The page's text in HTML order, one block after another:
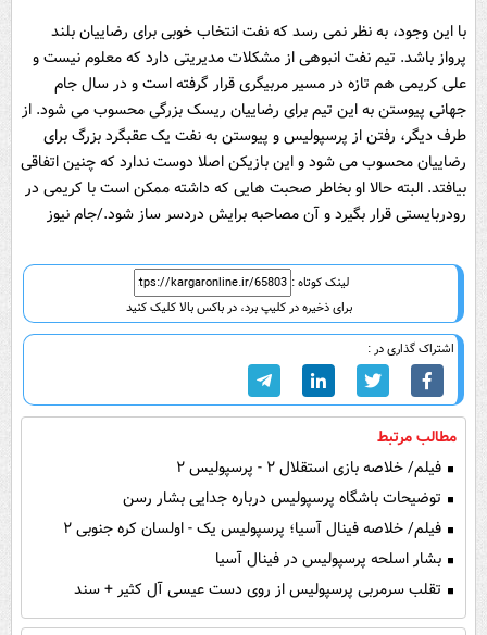
با این وجود، به نظر نمی رسد که نفت انتخاب خوبی برای رضاییان بلند
پرواز باشد. تیم نفت انبوهی از مشکلات مدیریتی دارد که معلوم نیست و
علی کریمی هم تازه در مسیر مربیگری قرار گرفته است و در سال جام
جهانی پیوستن به این تیم برای رضاییان ریسک بزرگی محسوب می شود. از
طرف دیگر، رفتن از پرسپولیس و پیوستن به نفت یک عقبگرد بزرگ برای
رضاییان محسوب می شود و این بازیکن اصلا دوست ندارد که چنین اتفاقی
بیافتد. البته حالا او بخاطر صحبت هایی که داشته ممکن است با کریمی در
رودربایستی قرار بگیرد و آن مصاحبه برایش دردسر ساز شود./جام نیوز
لینک کوتاه :
برای ذخیره در کلیپ برد، در باکس بالا کلیک کنید
اشتراک گذاری در :
مطالب مرتبط
فیلم/ خلاصه بازی استقلال ۲ - پرسپولیس ۲
توضیحات باشگاه پرسپولیس درباره جدایی بشار رسن
فیلم/ خلاصه فینال آسیا؛ پرسپولیس یک - اولسان کره جنوبی ۲
بشار اسلحه پرسپولیس در فینال آسیا
تقلب سرمربی پرسپولیس از روی دست عیسی آل کثیر + سند